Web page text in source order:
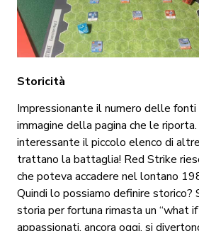
Storicità
Impressionante il numero delle
immagine della pagina che le
interessante il piccolo elenco di
trattano la battaglia! Red Strike
che poteva accadere nel lontano
Quindi lo possiamo definire storico?
storia per fortuna rimasta un “what
appassionati, ancora oggi, si